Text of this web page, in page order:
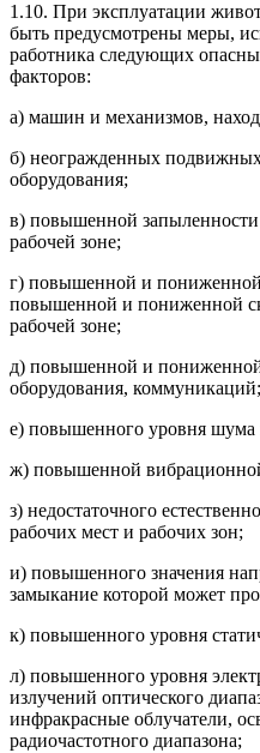
1.10. При эксплуатации
быть предусмотрены меры,
работника следующих
факторов:
а) машин и механизмов,
б) неогражденных
оборудования;
в) повышенной запыленности
рабочей зоне;
г) повышенной и
повышенной и пониженной
рабочей зоне;
д) повышенной и
оборудования, коммуникаций;
е) повышенного уровня шума
ж) повышенной
з) недостаточного
рабочих мест и рабочих зон;
и) повышенного значения
замыкание которой может
к) повышенного уровня
л) повышенного уровня
излучений оптического
инфракрасные облучатели,
радиочастотного диапазона;